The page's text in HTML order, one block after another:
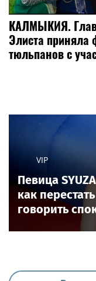
КАЛМЫКИЯ.
Элиста
тюльпанов с
VIP
Певица
как
говорить